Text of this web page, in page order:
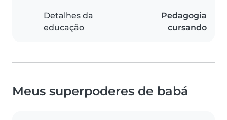
Detalhes da
educação
Pedagogia
cursando
Meus superpoderes de babá